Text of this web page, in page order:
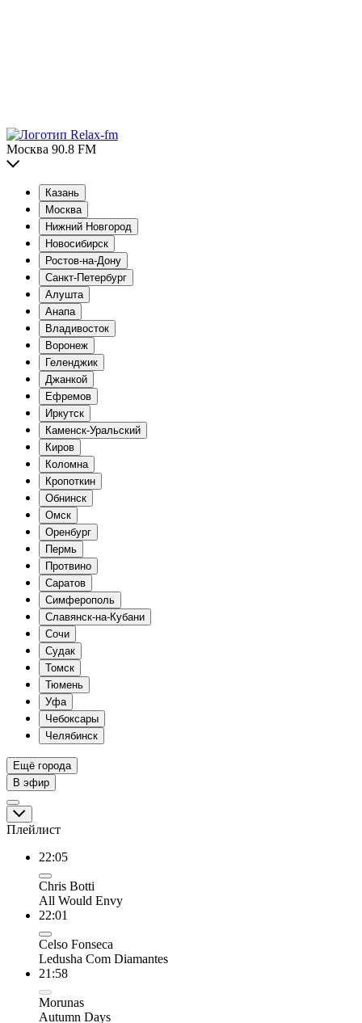
Москва 90.8 FM
Казань
Москва
Нижний Новгород
Новосибирск
Ростов-на-Дону
Санкт-Петербург
Алушта
Анапа
Владивосток
Воронеж
Геленджик
Джанкой
Ефремов
Иркутск
Каменск-Уральский
Киров
Коломна
Кропоткин
Обнинск
Омск
Оренбург
Пермь
Протвино
Саратов
Симферополь
Славянск-на-Кубани
Сочи
Судак
Томск
Тюмень
Уфа
Чебоксары
Челябинск
Ещё города
В эфир
Плейлист
22:05
Chris Botti
All Would Envy
22:01
Celso Fonseca
Ledusha Com Diamantes
21:58
Morunas
Autumn Days